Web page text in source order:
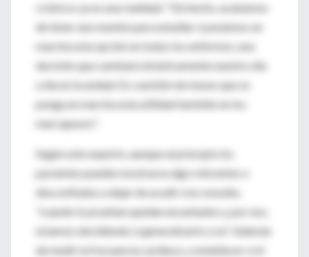
crónicos ya es una realidad: "De hecho, acabamos
de tener una reunión para estudiar si ponemos en
marcha esta opción en todos los enfermos; una
decisión que cambiará drásticamente nuestro día
a día en la unidad. Es cuestión de meses que se
ponga en marcha esta utilidad también en los
marcapasos".
Según este experto, aunque al principio los
pacientes pueden mostrarse algo reticentes o
desconfiados a dejar de acudir a la consulta,
"cuando lo prueban quedan encantados y, por eso,
estamos decidiendo si generalizarlo o no". Además
de medir la frecuencia cardiaca, y establecer si el